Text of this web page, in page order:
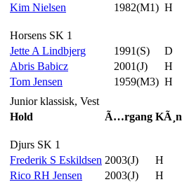
Kim Nielsen
1982(M1) H
Horsens SK 1
Jette A Lindbjerg
1991(S) D
Abris Babicz
2001(J) H
Tom Jensen
1959(M3) H
Junior klassisk, Vest
Hold
Ã…rgang KÃ¸n
Djurs SK 1
Frederik S Eskildsen 2003(J) H
Rico RH Jensen
2003(J) H